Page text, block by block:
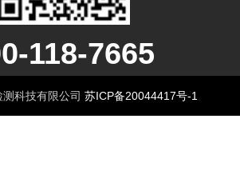
118-7665
科技有限公司 苏ICP备20044417号-1